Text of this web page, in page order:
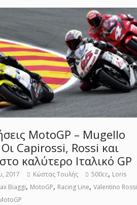
MotoGP – Mugello
Capirossi, Rossi και
καλύτερο Ιταλικό GP
2017 Κώστας Τουλής 500cc, Loris
Biaggi, MotoGP, Racing Line,Valentino Rossi